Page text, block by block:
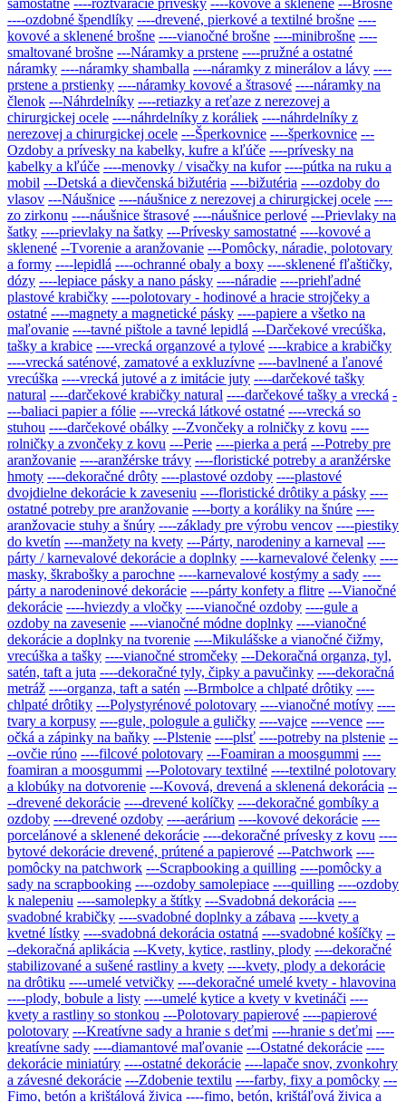
samostatné ----roztváracie prívesky ----kovové a sklenené ---Brošne
----ozdobné špendlíky ----drevené, pierkové a textilné brošne ----
kovové a sklenené brošne ----vianočné brošne ----minibrošne ----
smaltované brošne ---Náramky a prstene ----pružné a ostatné
náramky ----náramky shamballa ----náramky z minerálov a lávy ----
prstene a prstienky ----náramky kovové a štrasové ----náramky na
členok ---Náhrdelníky ----retiazky a reťaze z nerezovej a
chirurgickej ocele ----náhrdelníky z koráliek ----náhrdelníky z
nerezovej a chirurgickej ocele ---Šperkovnice ----šperkovnice ---
Ozdoby a prívesky na kabelky, kufre a kľúče ----prívesky na
kabelky a kľúče ----menovky / visačky na kufor ----pútka na ruku a
mobil ---Detská a dievčenská bižutéria ----bižutéria ----ozdoby do
vlasov ---Náušnice ----náušnice z nerezovej a chirurgickej ocele ----
zo zirkonu ----náušnice štrasové ----náušnice perlové ---Prievlaky na
šatky ----prievlaky na šatky ---Prívesky samostatné ----kovové a
sklenené --Tvorenie a aranžovanie ---Pomôcky, náradie, polotovary
a formy ----lepidlá ----ochranné obaly a boxy ----sklenené fľaštičky,
dózy ----lepiace pásky a nano pásky ----náradie ----priehľadné
plastové krabičky ----polotovary - hodinové a hracie strojčeky a
ostatné ----magnety a magnetické pásky ----papiere a všetko na
maľovanie ----tavné pištole a tavné lepidlá ---Darčekové vrecúška,
tašky a krabice ----vrecká organzové a tylové ----krabice a krabičky
----vrecká saténové, zamatové a exkluzívne ----bavlnené a ľanové
vrecúška ----vrecká jutové a z imitácie juty ----darčekové tašky
natural ----darčekové krabičky natural ----darčekové tašky a vrecká -
---baliaci papier a fólie ----vrecká látkové ostatné ----vrecká so
stuhou ----darčekové obálky ---Zvončeky a rolničky z kovu ----
rolničky a zvončeky z kovu ---Perie ----pierka a perá ---Potreby pre
aranžovanie ----aranžérske trávy ----floristické potreby a aranžérske
hmoty ----dekoračné drôty ----plastové ozdoby ----plastové
dvojdielne dekorácie k zaveseniu ----floristické drôtiky a pásky ----
ostatné potreby pre aranžovanie ----borty a koráliky na šnúre ----
aranžovacie stuhy a šnúry ----základy pre výrobu vencov ----piestiky
do kvetín ----manžety na kvety ---Párty, narodeniny a karneval ----
párty / karnevalové dekorácie a doplnky ----karnevalové čelenky ----
masky, škrabošky a parochne ----karnevalové kostýmy a sady ----
párty a narodeninové dekorácie ----párty konfety a flitre ---Vianočné
dekorácie ----hviezdy a vločky ----vianočné ozdoby ----gule a
ozdoby na zavesenie ----vianočné módne doplnky ----vianočné
dekorácie a doplnky na tvorenie ----Mikulášske a vianočné čižmy,
vrecúška a tašky ----vianočné stromčeky ---Dekoračná organza, tyl,
satén, taft a juta ----dekoračné tyly, čipky a pavučinky ----dekoračná
metráž ----organza, taft a satén ---Brmbolce a chlpaté drôtiky ----
chlpaté drôtiky ---Polystyrénové polotovary ----vianočné motívy ----
tvary a korpusy ----gule, pologule a guličky ----vajce ----vence ----
očká a zápinky na baňky ---Plstenie ----plsť ----potreby na plstenie --
--ovčie rúno ----filcové polotovary ---Foamiran a moosgummi ----
foamiran a moosgummi ---Polotovary textilné ----textilné polotovary
a klobúky na dotvorenie ---Kovová, drevená a sklenená dekorácia --
--drevené dekorácie ----drevené kolíčky ----dekoračné gombíky a
ozdoby ----drevené ozdoby ----aerárium ----kovové dekorácie ----
porcelánové a sklenené dekorácie ----dekoračné prívesky z kovu ----
bytové dekorácie drevené, prútené a papierové ---Patchwork ----
pomôcky na patchwork ---Scrapbooking a quilling ----pomôcky a
sady na scrapbooking ----ozdoby samolepiace ----quilling ----ozdoby
k nalepeniu ----samolepky a štítky ---Svadobná dekorácia ----
svadobné krabičky ----svadobné doplnky a zábava ----kvety a
kvetné lístky ----svadobná dekorácia ostatná ----svadobné košíčky --
--dekoračná aplikácia ---Kvety, kytice, rastliny, plody ----dekoračné
stabilizované a sušené rastliny a kvety ----kvety, plody a dekorácie
na drôtiku ----umelé vetvičky ----dekoračné umelé kvety - hlavovina
----plody, bobule a listy ----umelé kytice a kvety v kvetináči ----
kvety a rastliny so stonkou ---Polotovary papierové ----papierové
polotovary ---Kreatívne sady a hranie s deťmi ----hranie s deťmi ----
kreatívne sady ----diamantové maľovanie ---Ostatné dekorácie ----
dekorácie miniatúry ----ostatné dekorácie ----lapače snov, zvonkohry
a závesné dekorácie ---Zdobenie textilu ----farby, fixy a pomôcky ---
Fimo, betón a krištálová živica ----fimo, betón, krištáľová živica a